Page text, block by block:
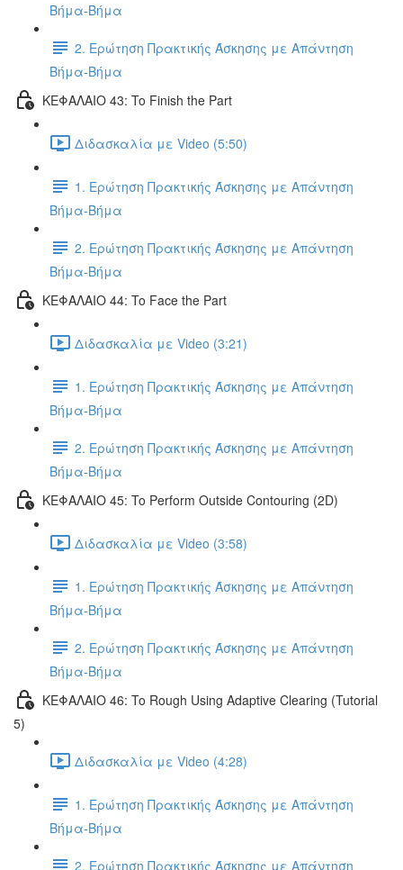
Βήμα-Βήμα
2. Ερώτηση Πρακτικής Άσκησης με Απάντηση
Βήμα-Βήμα
ΚΕΦΑΛΑΙΟ 43: To Finish the Part
Διδασκαλία με Video (5:50)
1. Ερώτηση Πρακτικής Άσκησης με Απάντηση
Βήμα-Βήμα
2. Ερώτηση Πρακτικής Άσκησης με Απάντηση
Βήμα-Βήμα
ΚΕΦΑΛΑΙΟ 44: To Face the Part
Διδασκαλία με Video (3:21)
1. Ερώτηση Πρακτικής Άσκησης με Απάντηση
Βήμα-Βήμα
2. Ερώτηση Πρακτικής Άσκησης με Απάντηση
Βήμα-Βήμα
ΚΕΦΑΛΑΙΟ 45: To Perform Outside Contouring (2D)
Διδασκαλία με Video (3:58)
1. Ερώτηση Πρακτικής Άσκησης με Απάντηση
Βήμα-Βήμα
2. Ερώτηση Πρακτικής Άσκησης με Απάντηση
Βήμα-Βήμα
ΚΕΦΑΛΑΙΟ 46: To Rough Using Adaptive Clearing (Tutorial
5)
Διδασκαλία με Video (4:28)
1. Ερώτηση Πρακτικής Άσκησης με Απάντηση
Βήμα-Βήμα
2. Ερώτηση Πρακτικής Άσκησης με Απάντηση